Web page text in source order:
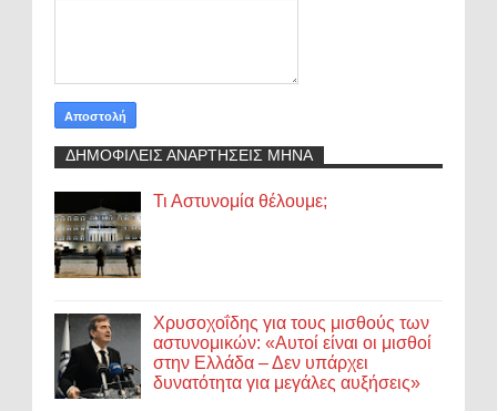
ΔΗΜΟΦΙΛΕΙΣ ΑΝΑΡΤΗΣΕΙΣ ΜΗΝΑ
Τι Αστυνομία θέλουμε;
Χρυσοχοΐδης για τους μισθούς των
αστυνομικών: «Αυτοί είναι οι μισθοί
στην Ελλάδα – Δεν υπάρχει
δυνατότητα για μεγάλες αυξήσεις»